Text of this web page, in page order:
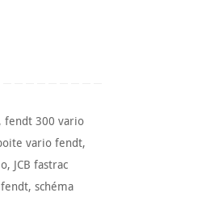
,fendt 300 vario
vario fendt,
, JCB fastrac
, schéma